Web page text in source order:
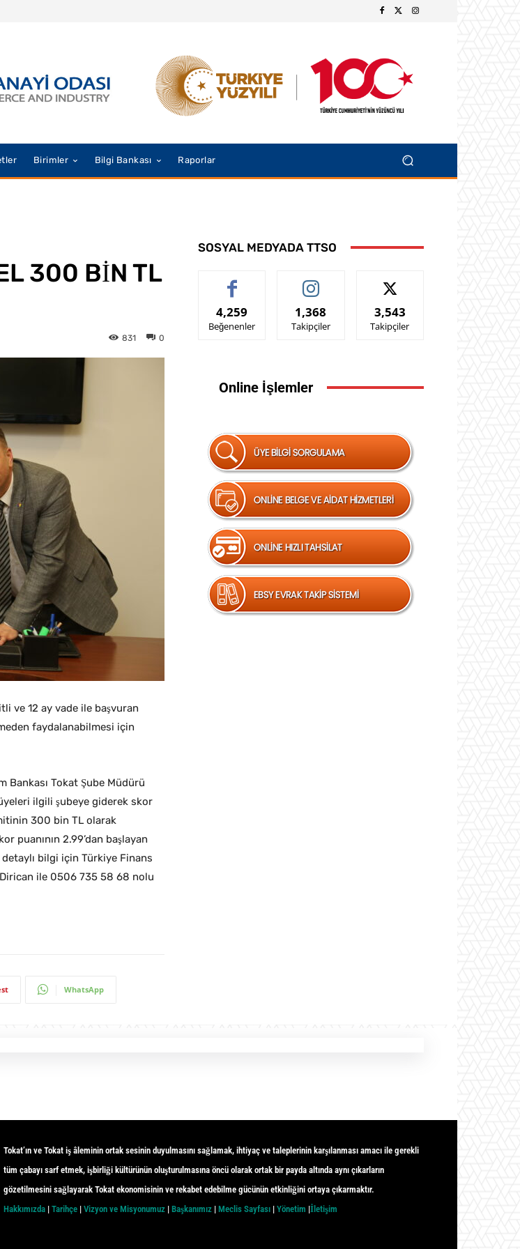
Birimler Bilgi Bankası Raporlar
300 BİN TL
0
831
ve 12 ay vade ile başvuran
faydalanabilmesi için
Bankası Tokat Şube Müdürü
ilgili şubeye giderek skor
300 bin TL olarak
puanının 2.99’dan başlayan
bilgi için Türkiye Finans
Dirican ile 0506 735 58 68 nolu
WhatsApp
SOSYAL MEDYADA TTSO
4,259
Beğenenler
1,368
Takipçiler
3,543
Takipçiler
Online İşlemler
Tokat’ın ve Tokat iş âleminin ortak sesinin duyulmasını sağlamak, ihtiyaç ve taleplerinin karşılanması amacı ile gerekli
tüm çabayı sarf etmek, işbirliği kültürünün oluşturulmasına öncü olarak ortak bir payda altında aynı çıkarların
gözetilmesini sağlayarak Tokat ekonomisinin ve rekabet edebilme gücünün etkinliğini ortaya çıkarmaktır.
Hakkımızda | Tarihçe | Vizyon ve Misyonumuz | Başkanımız | Meclis Sayfası | Yönetim |İletişim